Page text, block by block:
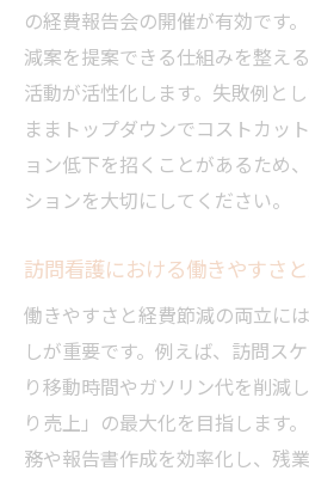
の経費報告会の開催が有効です
減案を提案できる仕組みを整え
活動が活性化します。失敗例と
ままトップダウンでコストカッ
ョン低下を招くことがあるため
ションを大切にしてください。
訪問看護における働きやすさ
働きやすさと経費節減の両立に
しが重要です。例えば、訪問ス
り移動時間やガソリン代を削減
り売上」の最大化を目指します
務や報告書作成を効率化し、残